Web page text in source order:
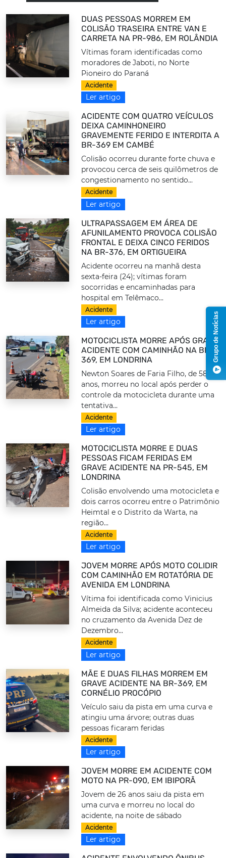
DUAS PESSOAS MORREM EM
COLISÃO TRASEIRA ENTRE VAN E
CARRETA NA PR-986, EM ROLÂNDIA
Vítimas foram identificadas como
moradores de Jaboti, no Norte
Pioneiro do Paraná
Acidente
Ler artigo
ACIDENTE COM QUATRO VEÍCULOS
DEIXA CAMINHONEIRO
GRAVEMENTE FERIDO E INTERDITA A
BR-369 EM CAMBÉ
Colisão ocorreu durante forte chuva e
provocou cerca de seis quilômetros de
congestionamento no sentido...
Acidente
Ler artigo
ULTRAPASSAGEM EM ÁREA DE
AFUNILAMENTO PROVOCA COLISÃO
FRONTAL E DEIXA CINCO FERIDOS
NA BR-376, EM ORTIGUEIRA
Acidente ocorreu na manhã desta
sexta-feira (24); vítimas foram
socorridas e encaminhadas para
hospital em Telêmaco...
Acidente
Ler artigo
MOTOCICLISTA MORRE APÓS GRAVE
ACIDENTE COM CAMINHÃO NA BR-
369, EM LONDRINA
Newton Soares de Faria Filho, de 58
anos, morreu no local após perder o
controle da motocicleta durante uma
tentativa...
Acidente
Ler artigo
MOTOCICLISTA MORRE E DUAS
PESSOAS FICAM FERIDAS EM
GRAVE ACIDENTE NA PR-545, EM
LONDRINA
Colisão envolvendo uma motocicleta e
dois carros ocorreu entre o Patrimônio
Heimtal e o Distrito da Warta, na
região...
Acidente
Ler artigo
JOVEM MORRE APÓS MOTO COLIDIR
COM CAMINHÃO EM ROTATÓRIA DE
AVENIDA EM LONDRINA
Vítima foi identificada como Vinicius
Almeida da Silva; acidente aconteceu
no cruzamento da Avenida Dez de
Dezembro...
Acidente
Ler artigo
MÃE E DUAS FILHAS MORREM EM
GRAVE ACIDENTE NA BR-369, EM
CORNÉLIO PROCÓPIO
Veículo saiu da pista em uma curva e
atingiu uma árvore; outras duas
pessoas ficaram feridas
Acidente
Ler artigo
JOVEM MORRE EM ACIDENTE COM
MOTO NA PR-090, EM IBIPORÃ
Jovem de 26 anos saiu da pista em
uma curva e morreu no local do
acidente, na noite de sábado
Acidente
Ler artigo
Grupo de Notícias